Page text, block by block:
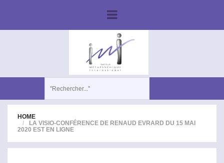
HOME
LA VISIO-CONFÉRENCE DE RENAUD EVRARD DU 15 MAI
2020 EST EN LIGNE